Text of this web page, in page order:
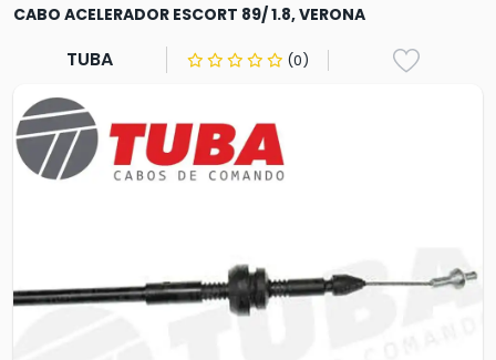
CABO ACELERADOR ESCORT 89/ 1.8, VERONA
TUBA (0)